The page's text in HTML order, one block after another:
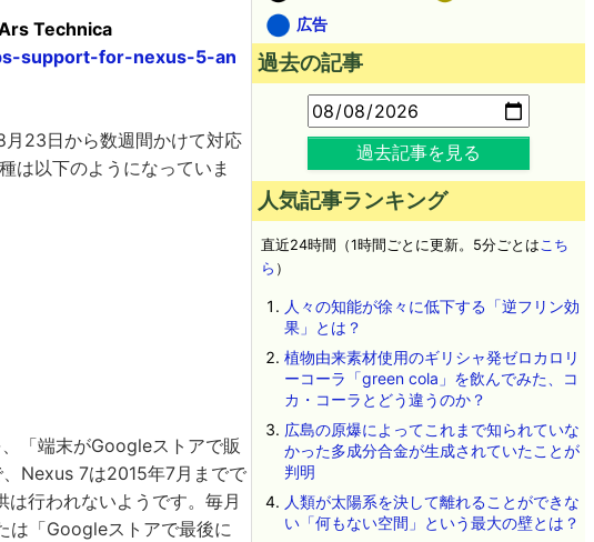
Technica
support-for-nexus-5-an
月23日から数週間かけて対応
は以下のようになっていま
、「端末がGoogleストアで販
Nexus 7は2015年7月までで
行われないようです。毎月
は「Googleストアで最後に
広告
過去の記事
過去記事を見る
人気記事ランキング
直近24時間（1時間ごとに更新。5分ごとはこち
ら ）
人々の知能が徐々に低下する「逆フリン効
果」とは？
植物由来素材使用のギリシャ発ゼロカロリ
ーコーラ「green cola」を飲んでみた、コ
カ・コーラとどう違うのか？
広島の原爆によってこれまで知られていな
かった多成分合金が生成されていたことが
判明
人類が太陽系を決して離れることができな
い「何もない空間」という最大の壁とは？